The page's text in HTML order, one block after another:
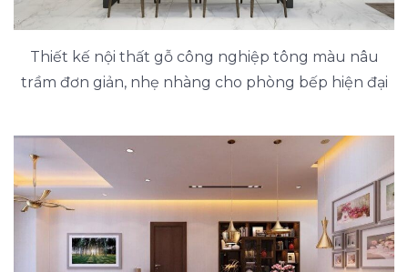
Thiết kế nội thất gỗ công nghiệp tông màu nâu
trầm đơn giản, nhẹ nhàng cho phòng bếp hiện đại